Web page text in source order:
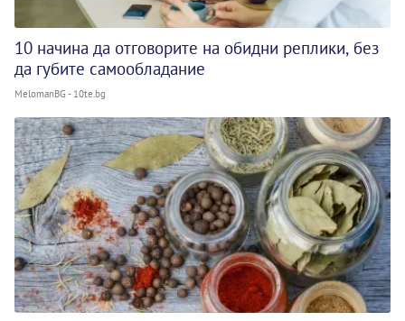
10 начина да отговорите на обидни реплики, без
да губите самообладание
MelomanBG - 10te.bg